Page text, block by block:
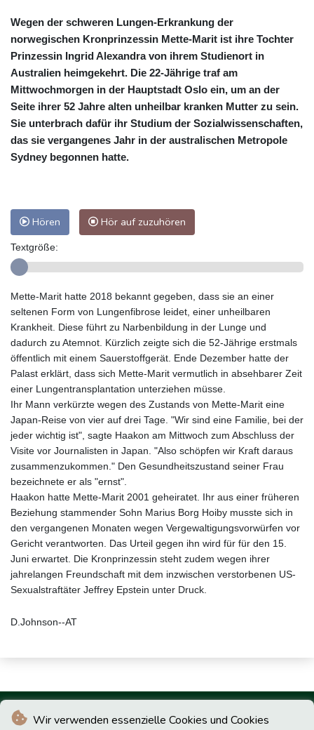
Wir verwenden essenzielle Cookies und Cookies
Wegen der schweren Lungen-Erkrankung der
norwegischen Kronprinzessin Mette-Marit ist ihre Tochter
Prinzessin Ingrid Alexandra von ihrem Studienort in
Australien heimgekehrt. Die 22-Jährige traf am
Mittwochmorgen in der Hauptstadt Oslo ein, um an der
Seite ihrer 52 Jahre alten unheilbar kranken Mutter zu sein.
Sie unterbrach dafür ihr Studium der Sozialwissenschaften,
das sie vergangenes Jahr in der australischen Metropole
Sydney begonnen hatte.
Hören Hör auf zuzuhören
Textgröße:
Mette-Marit hatte 2018 bekannt gegeben, dass sie an einer
seltenen Form von Lungenfibrose leidet, einer unheilbaren
Krankheit. Diese führt zu Narbenbildung in der Lunge und
dadurch zu Atemnot. Kürzlich zeigte sich die 52-Jährige erstmals
öffentlich mit einem Sauerstoffgerät. Ende Dezember hatte der
Palast erklärt, dass sich Mette-Marit vermutlich in absehbarer Zeit
einer Lungentransplantation unterziehen müsse.
Ihr Mann verkürzte wegen des Zustands von Mette-Marit eine
Japan-Reise von vier auf drei Tage. "Wir sind eine Familie, bei der
jeder wichtig ist", sagte Haakon am Mittwoch zum Abschluss der
Visite vor Journalisten in Japan. "Also schöpfen wir Kraft daraus
zusammenzukommen." Den Gesundheitszustand seiner Frau
bezeichnete er als "ernst".
Haakon hatte Mette-Marit 2001 geheiratet. Ihr aus einer früheren
Beziehung stammender Sohn Marius Borg Hoiby musste sich in
den vergangenen Monaten wegen Vergewaltigungsvorwürfen vor
Gericht verantworten. Das Urteil gegen ihn wird für für den 15.
Juni erwartet. Die Kronprinzessin steht zudem wegen ihrer
jahrelangen Freundschaft mit dem inzwischen verstorbenen US-
Sexualstraftäter Jeffrey Epstein unter Druck.
D.Johnson--AT